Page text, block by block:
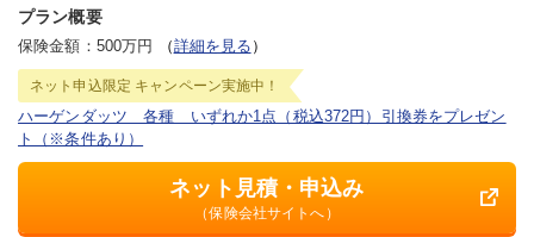
ネット見積・申込み
（保険会社サイトへ）
プラン概要
保険金額：500万円 （詳細を見る ）
ネット申込限定 キャンペーン実施中！
ハーゲンダッツ 各種 いずれか1点（税込372円）引換券をプレゼン
ト（※条件あり）